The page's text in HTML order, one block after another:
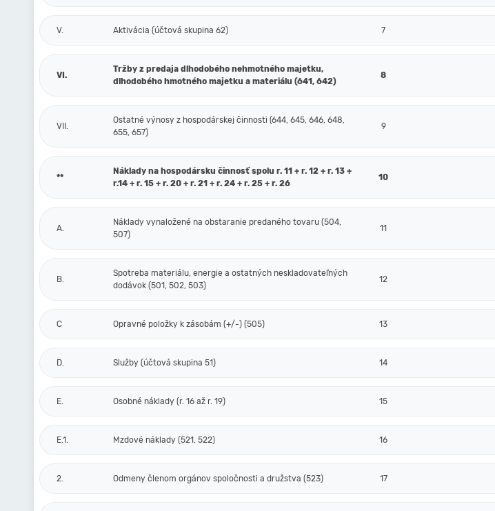
V. Aktivácia (účtová skupina 62) 7
VI.
Tržby z predaja dlhodobého nehmotného majetku,
dlhodobého hmotného majetku a materiálu (641, 642)
8
VII.
Ostatné výnosy z hospodárskej činnosti (644, 645, 646, 648,
655, 657)
9
**
Náklady na hospodársku činnosť spolu r. 11 + r. 12 + r. 13 +
r.14 + r. 15 + r. 20 + r. 21 + r. 24 + r. 25 + r. 26
10
A.
Náklady vynaložené na obstaranie predaného tovaru (504,
507)
11
B.
Spotreba materiálu, energie a ostatných neskladovateľných
dodávok (501, 502, 503)
12
C Opravné položky k zásobám (+/-) (505) 13
D. Služby (účtová skupina 51) 14
E. Osobné náklady (r. 16 až r. 19) 15
E.1. Mzdové náklady (521, 522) 16
2. Odmeny členom orgánov spoločnosti a družstva (523) 17